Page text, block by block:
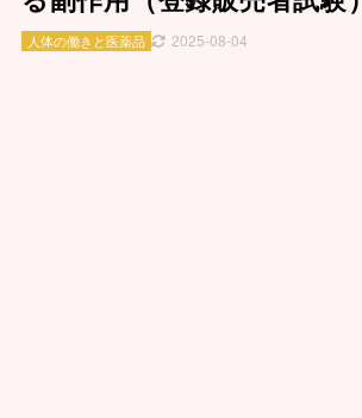
2025-08-04
人体の働きと医薬品